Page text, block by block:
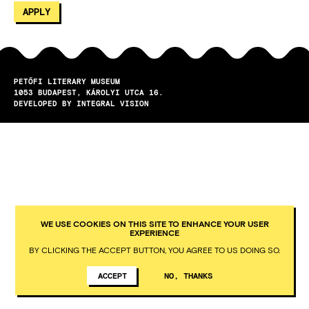
PETŐFI LITERARY MUSEUM
1053
BUDAPEST
KÁROLYI UTCA 16.
DEVELOPED BY INTEGRAL VISION
WE USE COOKIES ON THIS SITE TO ENHANCE YOUR USER
EXPERIENCE
BY CLICKING THE ACCEPT BUTTON, YOU AGREE TO US DOING SO.
ACCEPT NO, THANKS